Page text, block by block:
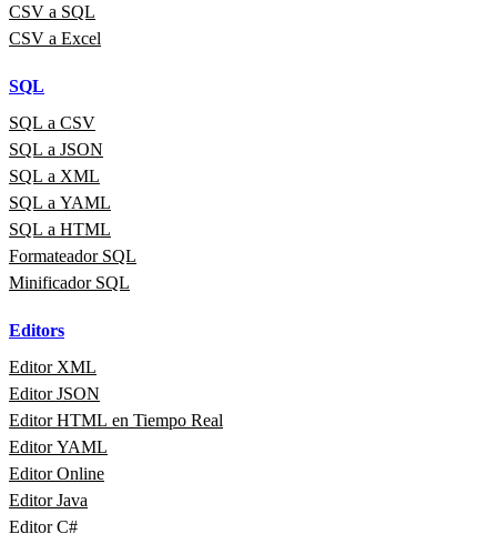
CSV a SQL
CSV a Excel
SQL
SQL a CSV
SQL a JSON
SQL a XML
SQL a YAML
SQL a HTML
Formateador SQL
Minificador SQL
Editors
Editor XML
Editor JSON
Editor HTML en Tiempo Real
Editor YAML
Editor Online
Editor Java
Editor C#